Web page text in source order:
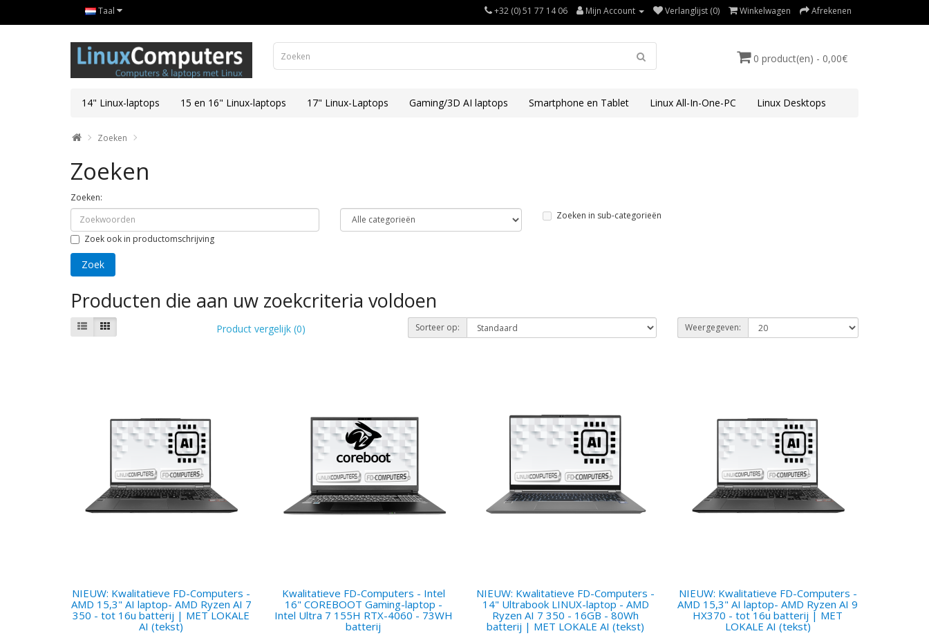
Taal +32 (0) 51 77 14 06 Mijn Account Verlanglijst (0) Winkelwagen Afrekenen
0 product(en) - 0,00€
14" Linux-laptops 15 en 16" Linux-laptops 17" Linux-Laptops Gaming/3D AI laptops Smartphone en Tablet Linux All-In-One-PC Linux Desktops
Zoeken
Zoeken
Zoeken:
Zoeken in sub-categorieën
Zoek ook in productomschrijving
Producten die aan uw zoekcriteria voldoen
Product vergelijk (0) Sorteer op: Weergegeven:
NIEUW: Kwalitatieve FD-Computers -
AMD 15,3" AI laptop- AMD Ryzen AI 7
350 - tot 16u batterij | MET LOKALE
AI (tekst)
Kwalitatieve FD-Computers - Intel
16" COREBOOT Gaming-laptop -
Intel Ultra 7 155H RTX-4060 - 73WH
batterij
NIEUW: Kwalitatieve FD-Computers -
14" Ultrabook LINUX-laptop - AMD
Ryzen AI 7 350 - 16GB - 80Wh
batterij | MET LOKALE AI (tekst)
NIEUW: Kwalitatieve FD-Computers -
AMD 15,3" AI laptop- AMD Ryzen AI 9
HX370 - tot 16u batterij | MET
LOKALE AI (tekst)